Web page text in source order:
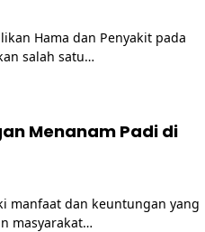
Hama dan Penyakit pada
salah satu…
Menanam Padi di
manfaat dan keuntungan yang
masyarakat…